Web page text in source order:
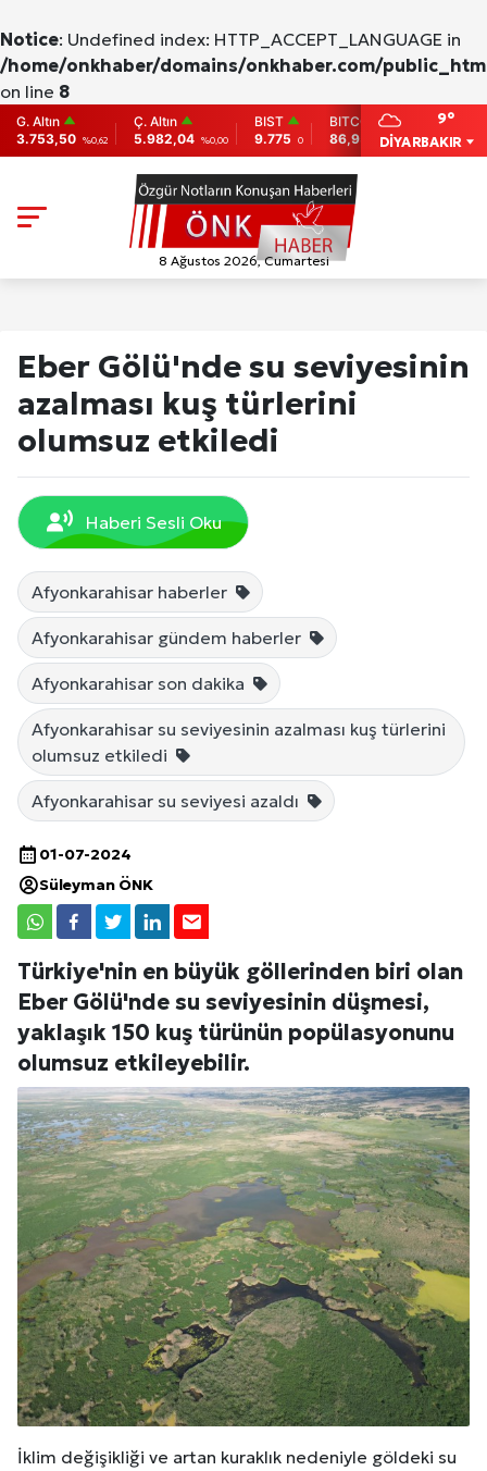
Notice: Undefined index: HTTP_ACCEPT_LANGUAGE in
/home/onkhaber/domains/onkhaber.com/
on line 8
%0,62
Ç. Altın
5.982,04 %0,00
BIST
9.775
0
BITCOIN
86,956.742
-0.31
2,007.26
DİYARBAKIR
9°
8 Ağustos 2026, Cumartesi
Eber Gölü'nde su seviyesinin
azalması kuş türlerini
olumsuz etkiledi
Haberi Sesli Oku
Afyonkarahisar haberler
Afyonkarahisar gündem haberler
Afyonkarahisar son dakika
Afyonkarahisar su seviyesinin azalması kuş türlerini
olumsuz etkiledi
Afyonkarahisar su seviyesi azaldı
01-07-2024
Süleyman ÖNK
Türkiye'nin en büyük göllerinden biri olan
Eber Gölü'nde su seviyesinin düşmesi,
yaklaşık 150 kuş türünün popülasyonunu
olumsuz etkileyebilir.
İklim değişikliği ve artan kuraklık nedeniyle göldeki su